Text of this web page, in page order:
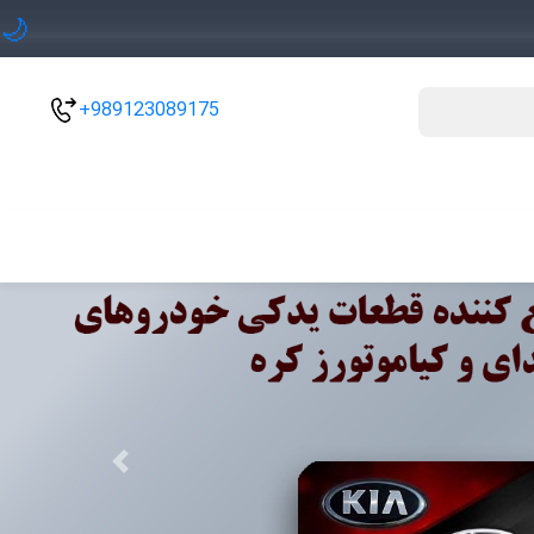
🌙
+989123089175
Previous